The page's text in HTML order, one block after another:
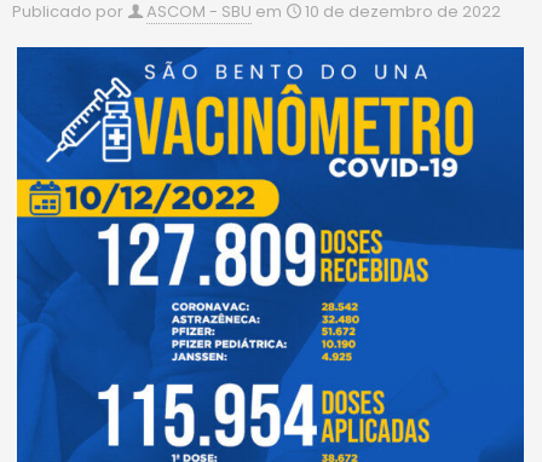
Publicado por ASCOM - SBU em 10 de dezembro de 2022